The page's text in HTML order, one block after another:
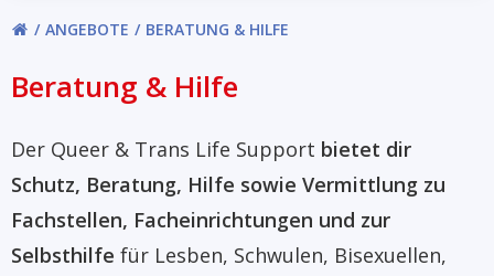
ANGEBOTE BERATUNG & HILFE
Beratung & Hilfe
Der Queer & Trans Life Support bietet dir
Schutz, Beratung, Hilfe sowie Vermittlung zu
Fachstellen, Facheinrichtungen und zur
Selbsthilfe für Lesben, Schwulen, Bisexuellen,